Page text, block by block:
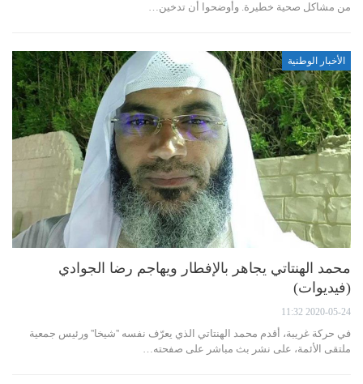
من مشاكل صحية خطيرة. وأوضحوا أن تدخين…
الأخبار الوطنية
محمد الهنتاتي يجاهر بالإفطار ويهاجم رضا الجوادي
(فيديوات)
2020-05-24 11:32
في حركة غريبة، أقدم محمد الهنتاتي الذي يعرّف نفسه ''شيخا'' ورئيس جمعية
ملتقى الأئمة، على نشر بث مباشر على صفحته…